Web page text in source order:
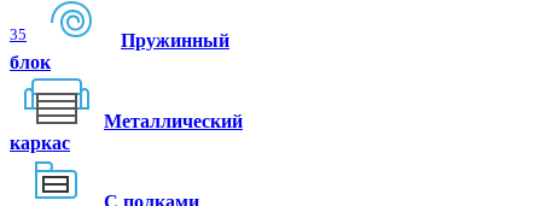
35
Пружинный
блок
Металлический
каркас